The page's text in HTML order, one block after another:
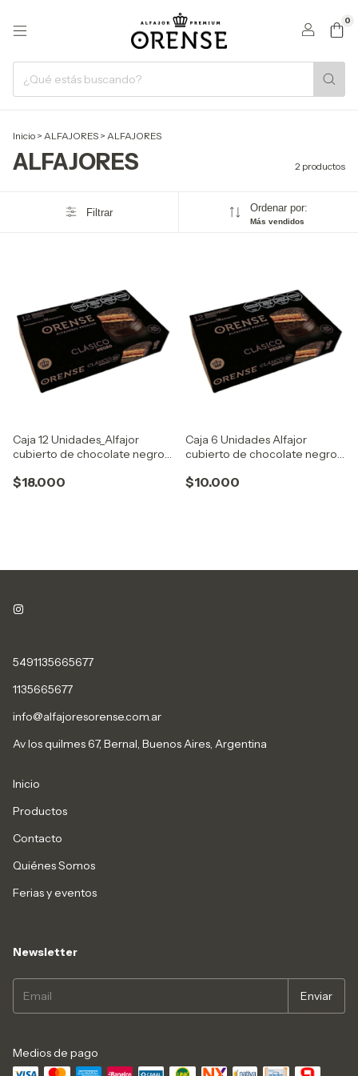
0
Inicio > ALFAJORES > ALFAJORES
ALFAJORES 2 productos
Filtrar Ordenar por:
Más vendidos
Caja 12 Unidades_Alfajor
cubierto de chocolate negro
$18.000
Caja 6 Unidades Alfajor
cubierto de chocolate negro
$10.000
5491135665677
1135665677
info@alfajoresorense.com.ar
Av los quilmes 67, Bernal, Buenos Aires, Argentina
Inicio
Productos
Contacto
Quiénes Somos
Ferias y eventos
Newsletter
Medios de pago